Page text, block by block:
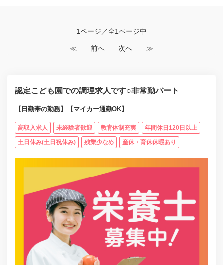
1ページ／全1ページ中
≪ 前へ 次へ ≫
認定こども園での調理求人です○非常勤パート
【日勤帯の勤務】【マイカー通勤OK】
高収入求人 未経験者歓迎 教育体制充実 年間休日120日以上
土日休み(土日祝休み) 残業少なめ 産休・育休休暇あり